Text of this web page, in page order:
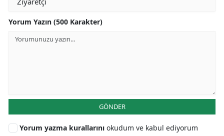
Yorum Yazın (500 Karakter)
GÖNDER
Yorum yazma kurallarını okudum ve kabul ediyorum